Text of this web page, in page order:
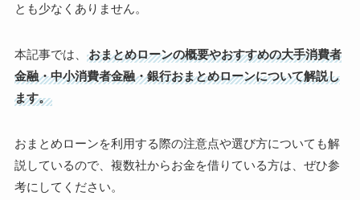
とも少なくありません。
本記事では、
おまとめローンの概要やおすすめの大手消費者
金融・中小消費者金融・銀行おまとめローンについて解説し
ます。
おまとめローンを利用する際の注意点や選び方についても解
説しているので、複数社からお金を借りている方は、ぜひ参
考にしてください。